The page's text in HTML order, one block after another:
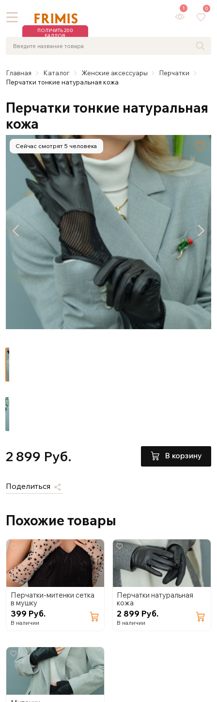
ПОЛУЧИТЬ 200
БАЛЛОВ
1 0
Главная Каталог Женские аксессуары
Перчатки
Перчатки тонкие натуральная кожа
Перчатки тонкие натуральная
кожа
Сейчас смотрят 5 человека
2 899 Руб. В корзину
Поделиться
Похожие товары
Перчатки-митенки сетка
в мушку
399 Руб.
В наличии
Перчатки натуральная
кожа
2 899 Руб.
В наличии